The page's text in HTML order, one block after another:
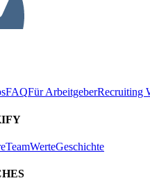
FAQFür ArbeitgeberRecruiting
TeamWerteGeschichte